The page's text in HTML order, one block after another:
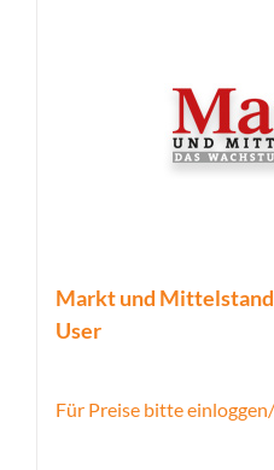
Markt und Mittelstand
User
Für Preise bitte